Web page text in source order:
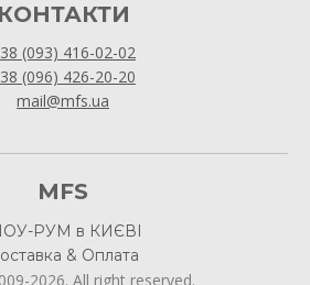
КОНТАКТИ
(093) 416-02-02
(096) 426-20-20
mail@mfs.ua
MFS
РУМ в КИЄВІ
& Оплата
2026. All right reserved.